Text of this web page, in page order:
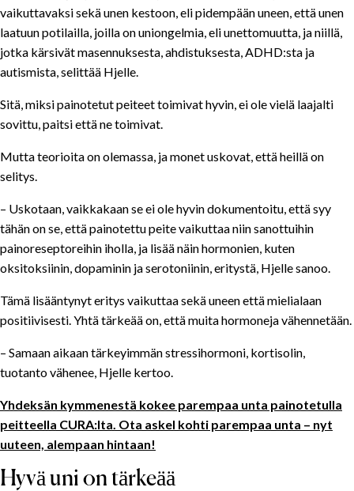
vaikuttavaksi sekä unen kestoon, eli pidempään uneen, että unen
laatuun potilailla, joilla on uniongelmia, eli unettomuutta, ja niillä,
jotka kärsivät masennuksesta, ahdistuksesta, ADHD:sta ja
autismista, selittää Hjelle.
Sitä, miksi painotetut peiteet toimivat hyvin, ei ole vielä laajalti
sovittu, paitsi että ne toimivat.
Mutta teorioita on olemassa, ja monet uskovat, että heillä on
selitys.
– Uskotaan, vaikkakaan se ei ole hyvin dokumentoitu, että syy
tähän on se, että painotettu peite vaikuttaa niin sanottuihin
painoreseptoreihin iholla, ja lisää näin hormonien, kuten
oksitoksiinin, dopaminin ja serotoniinin, eritystä, Hjelle sanoo.
Tämä lisääntynyt eritys vaikuttaa sekä uneen että mielialaan
positiivisesti. Yhtä tärkeää on, että muita hormoneja vähennetään.
– Samaan aikaan tärkeyimmän stressihormoni, kortisolin,
tuotanto vähenee, Hjelle kertoo.
Yhdeksän kymmenestä kokee parempaa unta painotetulla
peitteella CURA:lta. Ota askel kohti parempaa unta – nyt
uuteen, alempaan hintaan!
Hyvä uni on tärkeää